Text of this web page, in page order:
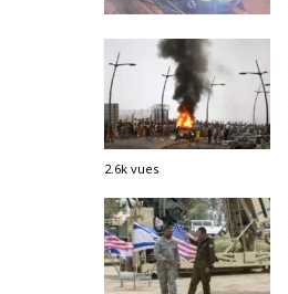
2.6k vues